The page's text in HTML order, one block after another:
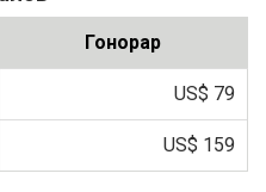
Гонорар
US$ 79
US$ 159